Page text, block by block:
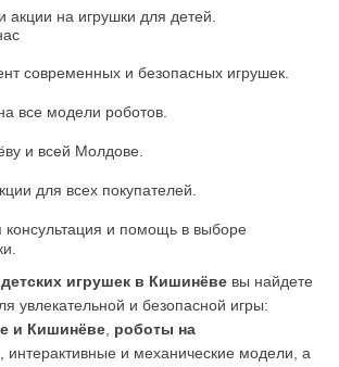
акции на игрушки для детей.
современных и безопасных игрушек.
все модели роботов.
и всей Молдове.
для всех покупателей.
и помощь в выборе
детских игрушек в Кишинёве вы найдете
и Кишинёве роботы на
, интерактивные и механические модели, а